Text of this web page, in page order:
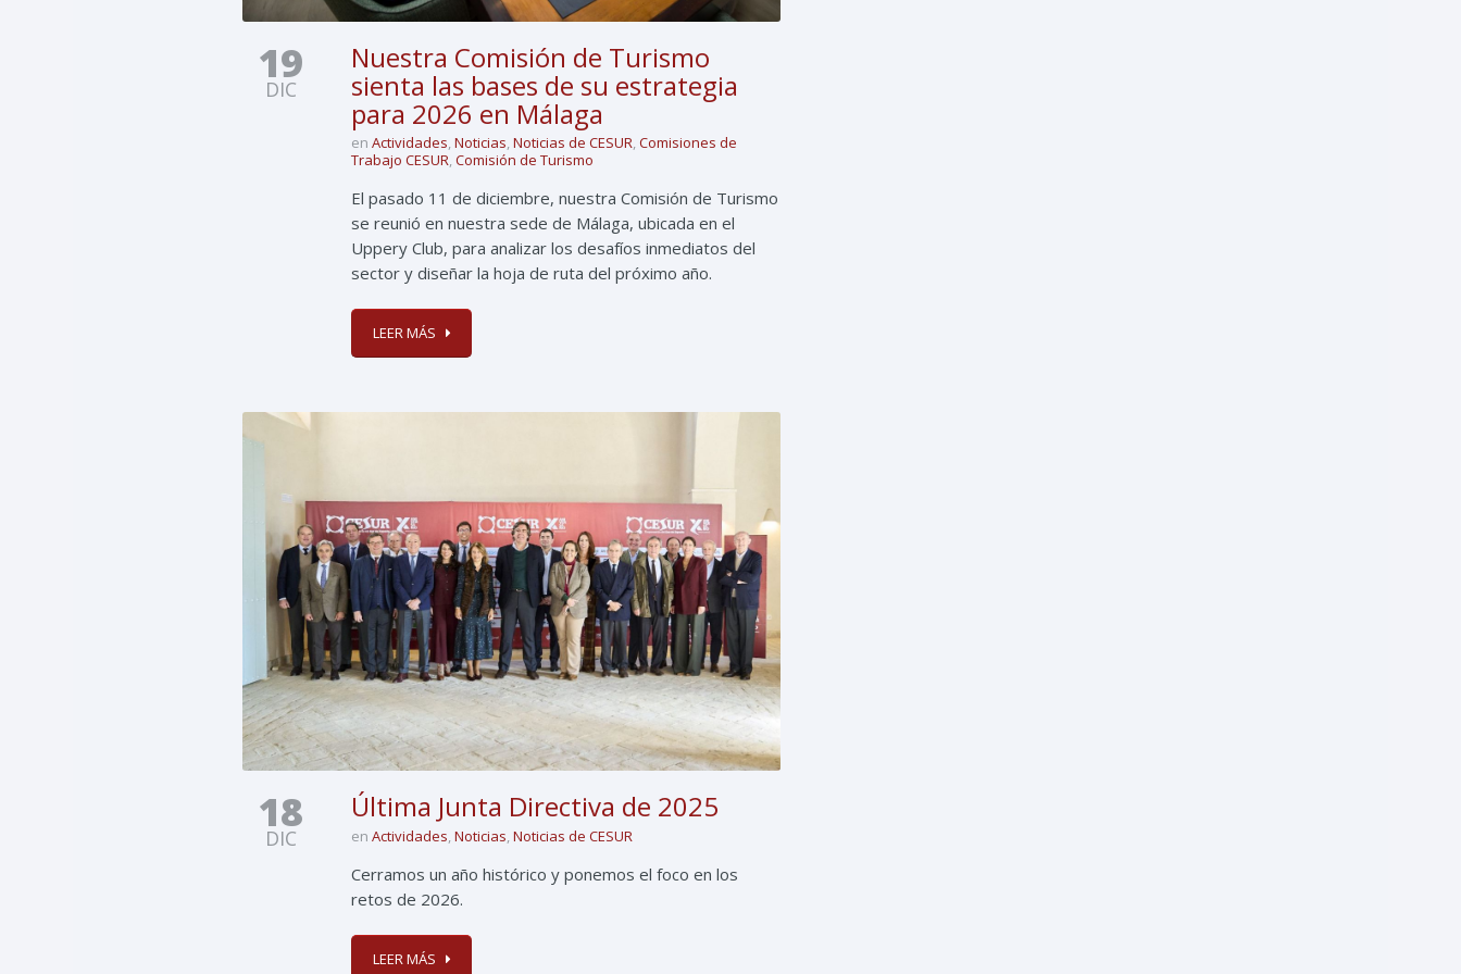
19
DIC
Nuestra Comisión de Turismo
sienta las bases de su estrategia
para 2026 en Málaga
enActividades,Noticias,Noticias de CESUR,Comisiones de
Trabajo CESUR,Comisión de Turismo
El pasado 11 de diciembre, nuestra Comisión de Turismo
se reunió en nuestra sede de Málaga, ubicada en el
Uppery Club, para analizar los desafíos inmediatos del
sector y diseñar la hoja de ruta del próximo año.
LEER MÁS
18
DIC
Última Junta Directiva de 2025
enActividades,Noticias,Noticias de CESUR
Cerramos un año histórico y ponemos el foco en los
retos de 2026.
LEER MÁS